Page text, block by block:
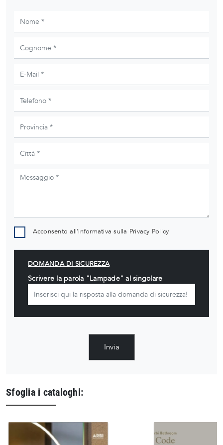
Acconsento all'informativa sulla Privacy Policy
DOMANDA DI SICUREZZA
Scrivere la parola "Lampade" al singolare
Invia
Sfoglia i cataloghi: